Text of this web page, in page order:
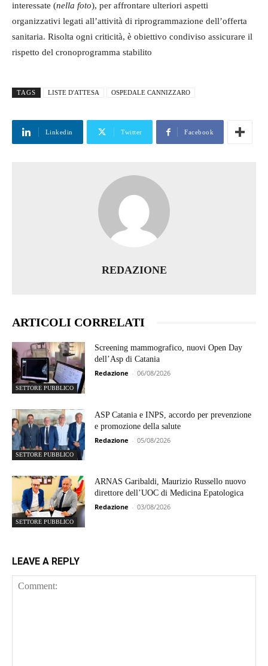
interessate (nella foto), per affrontare ulteriori aspetti
organizzativi legati all’attività di riprogrammazione dell’offerta
sanitaria. Risolta ogni criticità, è obiettivo condiviso assicurare il
rispetto del cronoprogramma stabilito
TAGS LISTE D'ATTESA OSPEDALE CANNIZZARO
Linkedin Twitter Facebook
REDAZIONE
ARTICOLI CORRELATI
SETTORE PUBBLICO
Screening mammografico, nuovi Open Day
dell’Asp di Catania
Redazione - 06/08/2026
SETTORE PUBBLICO
ASP Catania e INPS, accordo per prevenzione
e promozione della salute
Redazione - 05/08/2026
SETTORE PUBBLICO
ARNAS Garibaldi, Maurizio Russello nuovo
direttore dell’UOC di Medicina Epatologica
Redazione - 03/08/2026
LEAVE A REPLY